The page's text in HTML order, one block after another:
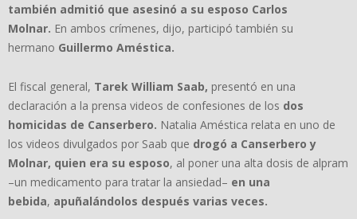
también admitió que asesinó a su esposo Carlos
Molnar. En ambos crímenes, dijo, participó también su
hermano Guillermo Améstica.
El fiscal general, Tarek William Saab, presentó en una
declaración a la prensa videos de confesiones de los dos
homicidas de Canserbero. Natalia Améstica relata en uno de
los videos divulgados por Saab que drogó a Canserbero y
Molnar, quien era su esposo, al poner una alta dosis de alpram
–un medicamento para tratar la ansiedad– en una
bebida, apuñalándolos después varias veces.